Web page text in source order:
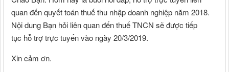
quan đến quyết toán thuế thu nhập doanh nghiệp năm 2018.
Nội dung Bạn hỏi liên quan đến thuế TNCN sẽ được tiếp
tục hỗ trợ trực tuyến vào ngày 20/3/2019.
Xin cảm ơn.